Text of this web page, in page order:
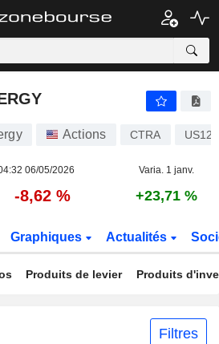
Actions CTRA
06/05/2026 Varia. 1 janv.
-8,62 % +23,71 %
Graphiques Actualités
Produits de levier Produits
Filtres